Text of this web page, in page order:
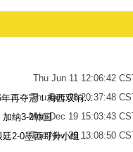
Thu Jun 11 12:06:42
Thu Dec 28 20:37:48
世界杯-阿根廷点球7-5法国，时隔36年再夺冠！梅西双响姆巴佩戴帽
Mon Dec 19 15:03:43
纳3-2韩国
Tue Nov 29 13:08:50
梅西无解贴地斩+助攻恩佐破门 阿根廷2-0墨西哥升小组第二